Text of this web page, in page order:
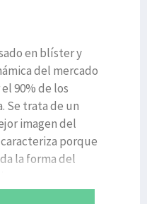
en blíster y
del mercado
90% de los
Se trata de un
imagen del
porque
la forma del